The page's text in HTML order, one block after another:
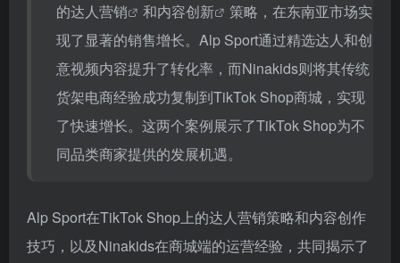
的达人营销 和内容创新
策略，在东南亚市场实
现了显著的销售增长。Alp Sport通过精选达人和创
意视频内容提升了转化率，而Ninakids则将其传统
货架电商经验成功复制到TikTok Shop商城，实现
了快速增长。这两个案例展示了TikTok Shop为不
同品类商家提供的发展机遇。
Alp Sport在TikTok Shop上的达人营销策略和内容创作
技巧，以及Ninakids在商城端的运营经验，共同揭示了